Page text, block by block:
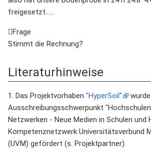
freigesetzt......
Frage
Stimmt die Rechnung?
Literaturhinweise
1. Das Projektvorhaben "HyperSoil"
Ausschreibungsschwerpunkt
Netzwerken - Neue Medien in Schulen und
Kompetenznetzwerk Universitätsverbund
(UVM) gefördert (s. Projektpartner).